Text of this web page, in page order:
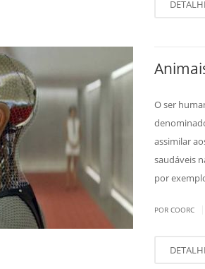
O ser
assimilar
saudáveis
por
POR COORC